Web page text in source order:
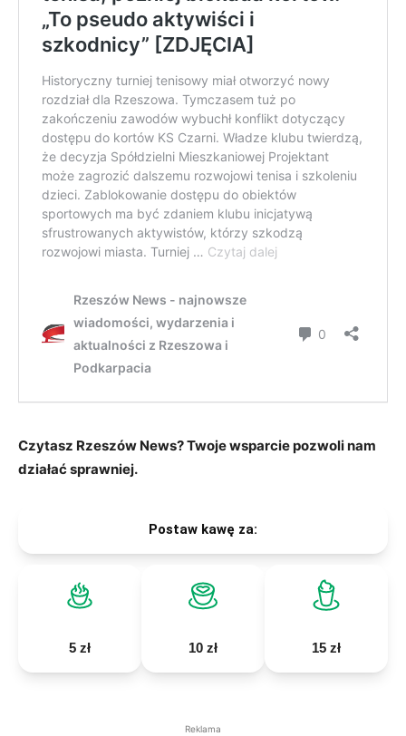
Czytasz Rzeszów News? Twoje wsparcie pozwoli nam
działać sprawniej.
Postaw kawę za:
5 zł 10 zł 15 zł
Reklama